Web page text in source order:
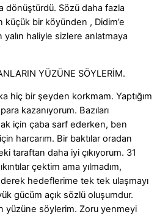
dönüştürdü. Sözü daha fazla
küçük bir köyünden , Didim’e
yalın haliyle sizlere anlatmaya
YÜZÜNE SÖYLERİM.
hiç bir şeyden korkmam. Yaptığım
kazanıyorum. Bazıları
için çaba sarf ederken, ben
harcarım. Bir baktılar oradan
taraftan daha iyi çıkıyorum. 31
çektim ama yılmadım,
hedeflerime tek tek ulaşmayı
gücüm açık sözlü oluşumdur.
yüzüne söylerim. Zoru yenmeyi